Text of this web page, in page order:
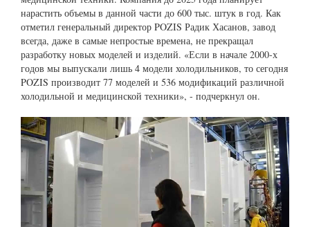
нарастить объемы в данной части до 600 тыс. штук в год. Как
отметил генеральный директор POZIS Радик Хасанов, завод
всегда, даже в самые непростые времена, не прекращал
разработку новых моделей и изделий. «Если в начале 2000-х
годов мы выпускали лишь 4 модели холодильников, то сегодня
POZIS производит 77 моделей и 536 модификаций различной
холодильной и медицинской техники», - подчеркнул он.